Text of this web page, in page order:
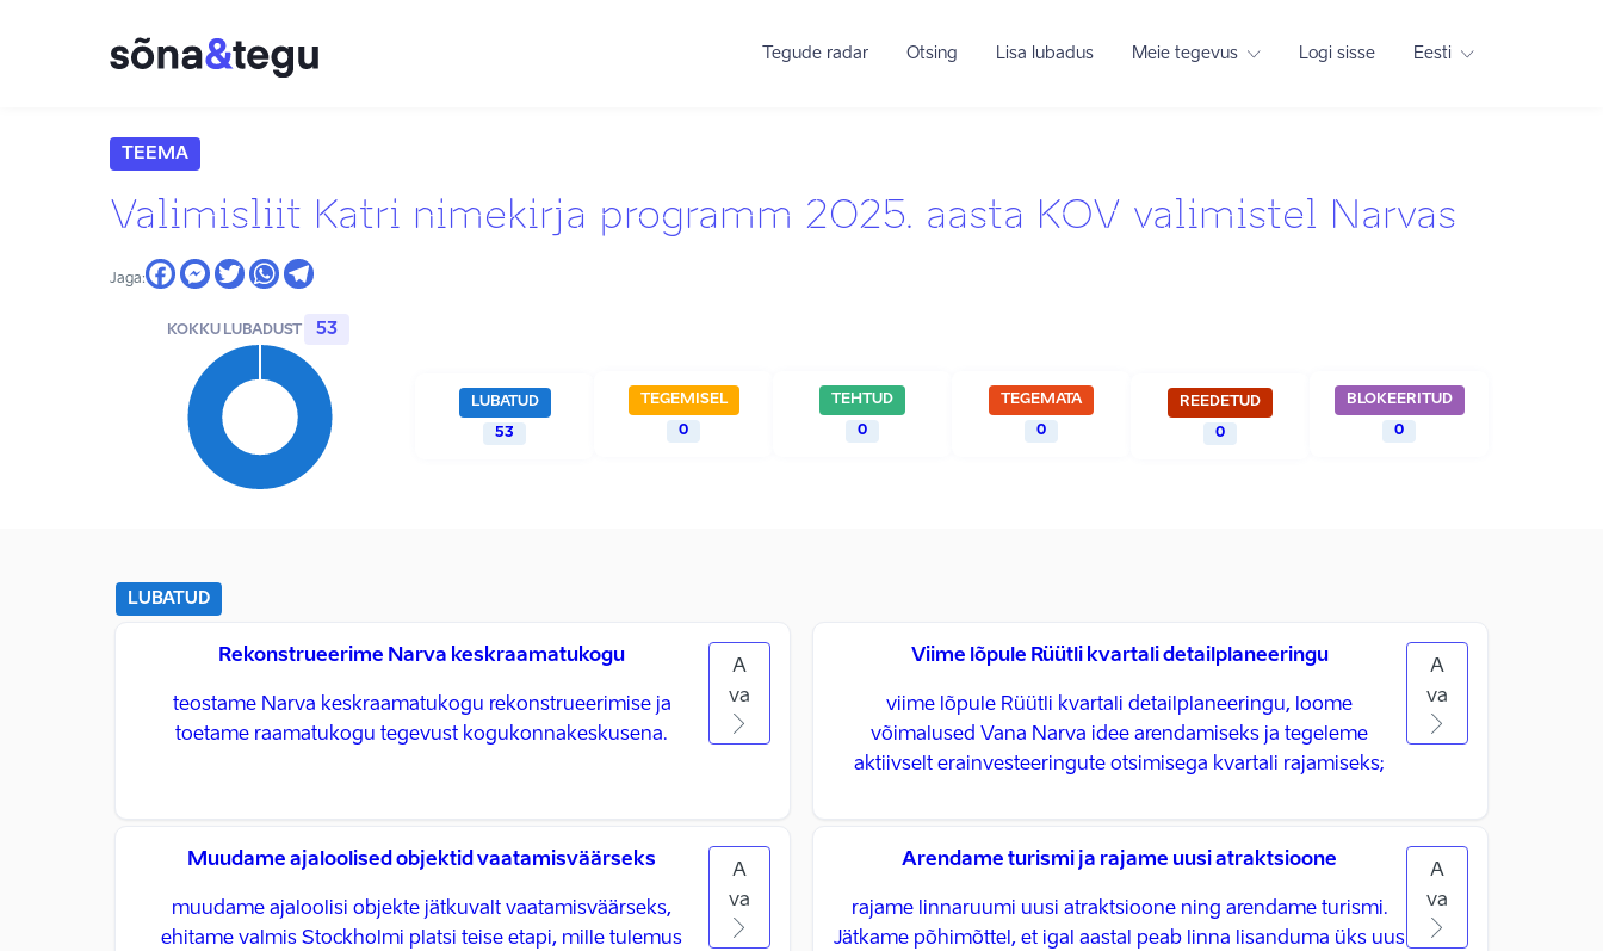
Tegude radar Otsing Lisa lubadus Meie tegevus Logi sisse Eesti
TEEMA
Valimisliit Katri nimekirja programm 2025. aasta KOV valimistel Narvas
Jaga:
KOKKU LUBADUST 53
LUBATUD
53
TEGEMISEL
0
TEHTUD
0
TEGEMATA
0
REEDETUD
0
BLOKEERITUD
0
LUBATUD
Rekonstrueerime Narva keskraamatukogu
teostame Narva keskraamatukogu rekonstrueerimise ja
toetame raamatukogu tegevust kogukonnakeskusena.
A
va
Viime lõpule Rüütli kvartali detailplaneeringu
viime lõpule Rüütli kvartali detailplaneeringu, loome
võimalused Vana Narva idee arendamiseks ja tegeleme
aktiivselt erainvesteeringute otsimisega kvartali rajamiseks;
A
va
Muudame ajaloolised objektid vaatamisväärseks
muudame ajaloolisi objekte jätkuvalt vaatamisväärseks,
ehitame valmis Stockholmi platsi teise etapi, mille tulemus
A
va
Arendame turismi ja rajame uusi atraktsioone
rajame linnaruumi uusi atraktsioone ning arendame turismi.
Jätkame põhimõttel, et igal aastal peab linna lisanduma üks uus
A
va